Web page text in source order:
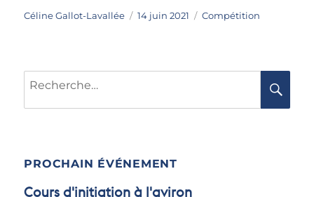
Auteur
Céline Gallot-Lavallée
Publié
14 juin 2021 Catégories
Compétition
Recherche
PROCHAIN ÉVÉNEMENT